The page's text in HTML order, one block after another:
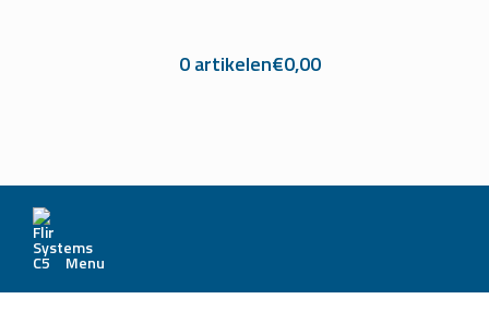
0 artikelen€0,00
Menu